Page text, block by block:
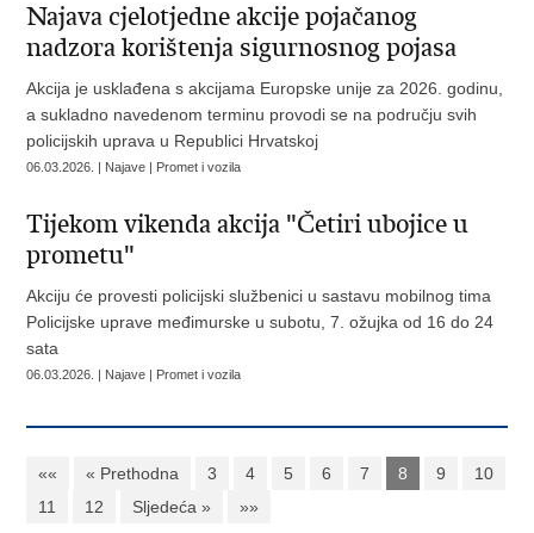
Najava cjelotjedne akcije pojačanog
nadzora korištenja sigurnosnog pojasa
Akcija je usklađena s akcijama Europske unije za 2026. godinu,
a sukladno navedenom terminu provodi se na području svih
policijskih uprava u Republici Hrvatskoj
06.03.2026. | Najave | Promet i vozila
Tijekom vikenda akcija "Četiri ubojice u
prometu"
Akciju će provesti policijski službenici u sastavu mobilnog tima
Policijske uprave međimurske u subotu, 7. ožujka od 16 do 24
sata
06.03.2026. | Najave | Promet i vozila
«« « Prethodna 3 4 5 6 7 8 9
10
11
12 Sljedeća » »»